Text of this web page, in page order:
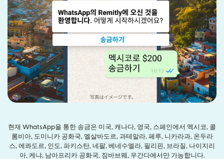
현재 WhatsApp을 통한 송금은 미국, 캐나다, 영국, 스페인에서 멕시코, 콜
롬비아, 도미니카 공화국, 엘살바도르, 과테말라, 페루, 니카라과, 온두라
스, 에콰도르, 인도, 파키스탄, 네팔, 베네수엘라, 필리핀, 브라질, 나이지리
아, 케냐, 남아프리카 공화국, 짐바브웨, 우간다에서만 가능합니다.